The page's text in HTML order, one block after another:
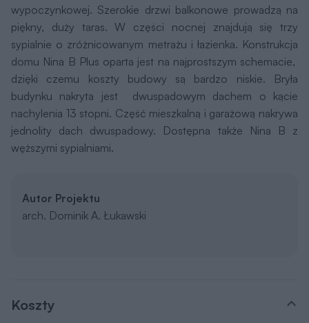
wypoczynkowej. Szerokie drzwi balkonowe prowadzą na
piękny, duży taras. W części nocnej znajdują się trzy
sypialnie o zróżnicowanym metrażu i łazienka. Konstrukcja
domu Nina B Plus oparta jest na najprostszym schemacie,
dzięki czemu koszty budowy są bardzo niskie. Bryła
budynku nakryta jest dwuspadowym dachem o kącie
nachylenia 13 stopni. Część mieszkalną i garażową nakrywa
jednolity dach dwuspadowy. Dostępna także Nina B z
węższymi sypialniami.
Autor Projektu
arch. Dominik A. Łukawski
Koszty